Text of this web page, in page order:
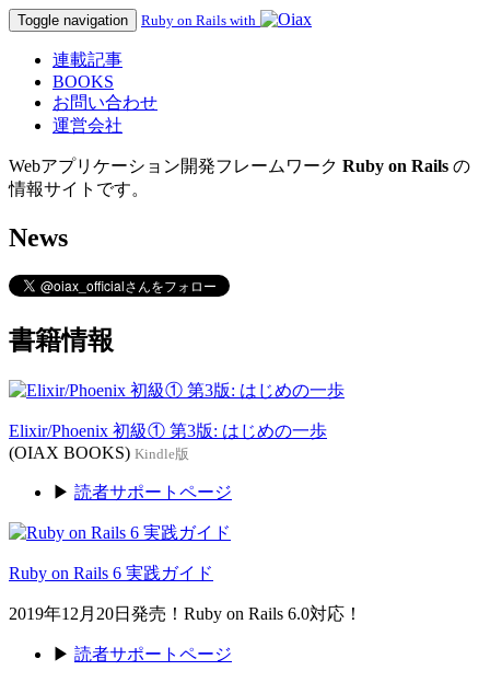
Toggle navigation Ruby on Rails with
連載記事
BOOKS
お問い合わせ
運営会社
Webアプリケーション開発フレームワーク Ruby on Rails の
情報サイトです。
News
書籍情報
Elixir/Phoenix 初級① 第3版: はじめの一歩
(OIAX BOOKS) Kindle版
▶ 読者サポートページ
Ruby on Rails 6 実践ガイド
2019年12月20日発売！Ruby on Rails 6.0対応！
▶ 読者サポートページ